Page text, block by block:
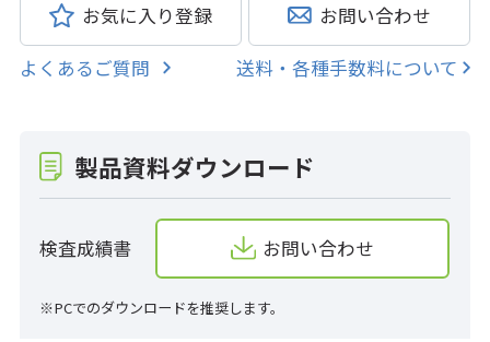
お気に入り登録 お問い合わせ
よくあるご質問 送料・各種手数料について
製品資料ダウンロード
検査成績書 お問い合わせ
※PCでのダウンロードを推奨します。